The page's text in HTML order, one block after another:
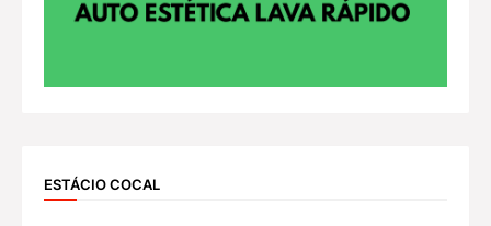
ESTÁCIO COCAL